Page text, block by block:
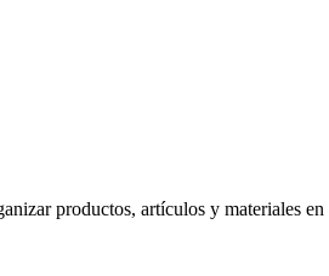
productos, artículos y materiales en